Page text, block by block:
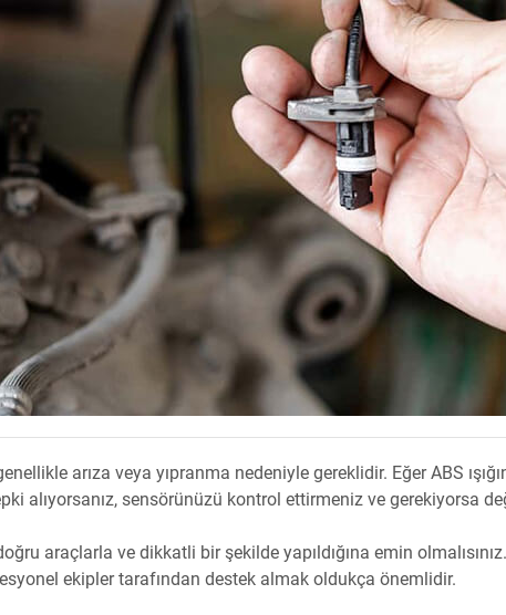
arıza veya yıpranma nedeniyle gereklidir. Eğer ABS
alıyorsanız, sensörünüzü kontrol ettirmeniz ve gerekiyorsa
araçlarla ve dikkatli bir şekilde yapıldığına emin
ekipler tarafından destek almak oldukça önemlidir.